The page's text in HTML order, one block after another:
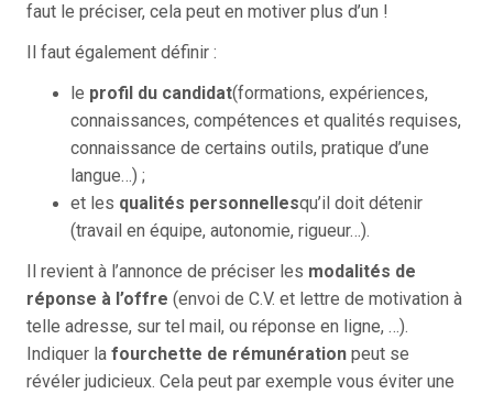
faut le préciser, cela peut en motiver plus d’un !
Il faut également définir :
le profil du candidat(formations, expériences,
connaissances, compétences et qualités requises,
connaissance de certains outils, pratique d’une
langue…) ;
et les qualités personnellesqu’il doit détenir
(travail en équipe, autonomie, rigueur…).
Il revient à l’annonce de préciser les modalités de
réponse à l’offre (envoi de C.V. et lettre de motivation à
telle adresse, sur tel mail, ou réponse en ligne, …).
Indiquer la fourchette de rémunération peut se
révéler judicieux. Cela peut par exemple vous éviter une